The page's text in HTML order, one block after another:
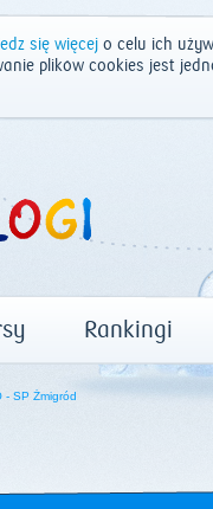
się więcejo celu ich
plików cookies jest
Rankingi
- SP Żmigród